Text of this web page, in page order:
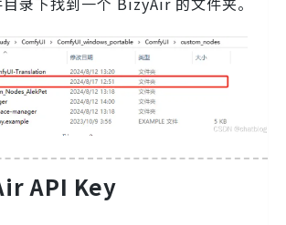
API Key